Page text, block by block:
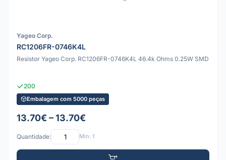
Yageo Corp.
RC1206FR-0746K4L
Resistor Yageo Corp. RC1206FR-0746K4L 46.4k Ohms 0.25W SMD
200
Embalagem com 5000 peças
13.70€ – 13.70€
Quantidade: Mín: 1